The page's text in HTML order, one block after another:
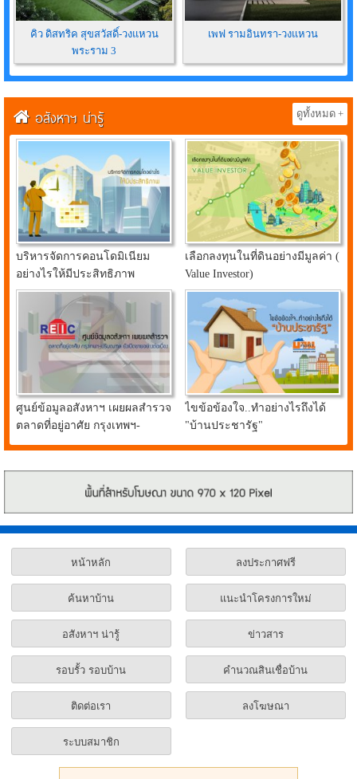
คิว ดิสทริค สุขสวัสดิ์-วงแหวน
พระราม 3
เพฟ รามอินทรา-วงแหวน
อสังหาฯ น่ารู้ ดูทั้งหมด +
บริหารจัดการคอนโดมิเนียม
อย่างไรให้มีประสิทธิภาพ
เลือกลงทุนในที่ดินอย่างมีมูลค่า (
Value Investor)
ศูนย์ข้อมูลอสังหาฯ เผยผลสำรวจ
ตลาดที่อยู่อาศัย กรุงเทพฯ-
ปริมณฑล ยังเปิดขายอย่างต่อ
ไขข้อข้องใจ..ทำอย่างไรถึงได้
"บ้านประชารัฐ"
หน้าหลัก ลงประกาศฟรี
ค้นหาบ้าน แนะนำโครงการใหม่
อสังหาฯ น่ารู้ ข่าวสาร
รอบรั้ว รอบบ้าน คำนวณสินเชื่อบ้าน
ติดต่อเรา ลงโฆษณา
ระบบสมาชิก